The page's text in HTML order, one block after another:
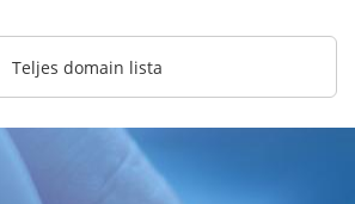
Teljes domain lista